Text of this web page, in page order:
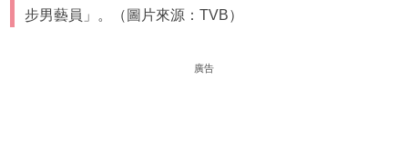
步男藝員」。（圖片來源：TVB）
廣告